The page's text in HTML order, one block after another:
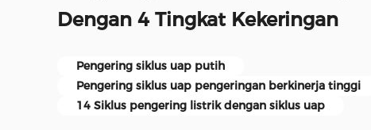
Dengan 4 Tingkat Kekeringan
Pengering siklus uap putih
Pengering siklus uap pengeringan berkinerja tinggi
14 Siklus pengering listrik dengan siklus uap